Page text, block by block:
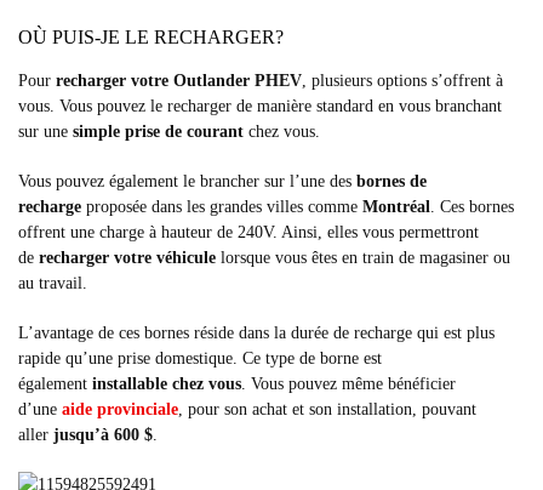
OÙ PUIS-JE LE RECHARGER?
Pour recharger votre Outlander PHEV, plusieurs options s’offrent à
vous. Vous pouvez le recharger de manière standard en vous branchant
sur une simple prise de courant chez vous.
Vous pouvez également le brancher sur l’une des bornes de
recharge proposée dans les grandes villes comme Montréal. Ces bornes
offrent une charge à hauteur de 240V. Ainsi, elles vous permettront
de recharger votre véhicule lorsque vous êtes en train de magasiner ou
au travail.
L’avantage de ces bornes réside dans la durée de recharge qui est plus
rapide qu’une prise domestique. Ce type de borne est
également installable chez vous. Vous pouvez même bénéficier
d’une aide provinciale, pour son achat et son installation, pouvant
aller jusqu’à 600 $.